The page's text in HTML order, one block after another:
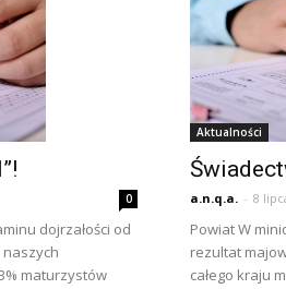
0
dojrzałości od
maturzystów
Aktualności
a.n.q.a. - 8
Powiat W
rezultat
całego kraju